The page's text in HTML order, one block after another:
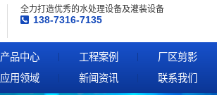
全力打造优秀的水处理设备及灌装设备
138-7316-7135
产品中心 工程案例
厂区剪影
应用领域 新闻资讯 联系我们